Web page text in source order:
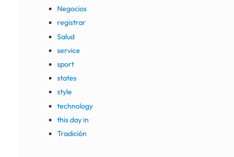
Negocios
registrar
Salud
service
sport
states
style
technology
this day in
Tradición